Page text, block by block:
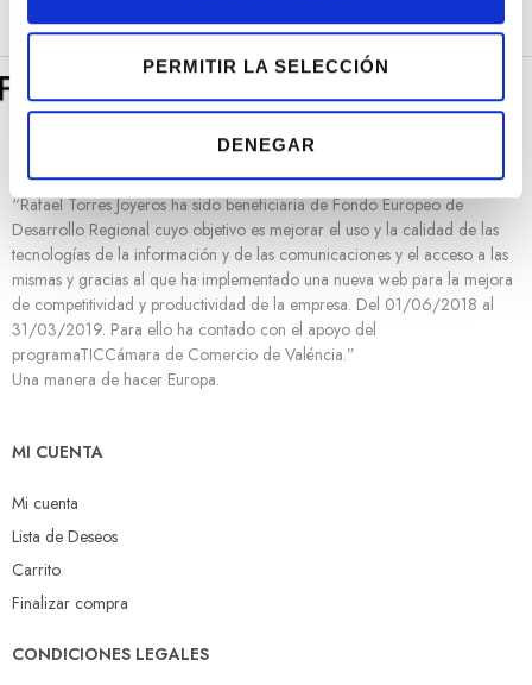
e
n
e
n
t
o
PERMITIR LA SELECCIÓN
DENEGAR
“Rafael Torres Joyeros ha sido beneficiaria de Fondo Europeo de
Desarrollo Regional cuyo objetivo es mejorar el uso y la calidad de las
tecnologías de la información y de las comunicaciones y el acceso a las
mismas y gracias al que ha implementado una nueva web para la mejora
de competitividad y productividad de la empresa. Del 01/06/2018 al
31/03/2019. Para ello ha contado con el apoyo del
programaTICCámara de Comercio de Valéncia.”
Una manera de hacer Europa.
MI CUENTA
Mi cuenta
Lista de Deseos
Carrito
Finalizar compra
CONDICIONES LEGALES